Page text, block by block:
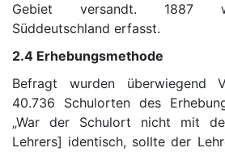
Gebiet versandt. 1887
Süddeutschland erfasst.
2.4 Erhebungsmethode
Befragt wurden überwiegend
40.736 Schulorten des
„War der Schulort nicht mit
Lehrers] identisch, sollte der